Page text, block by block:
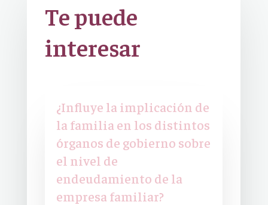
Te puede
interesar
¿Influye la implicación de
la familia en los distintos
órganos de gobierno sobre
el nivel de
endeudamiento de la
empresa familiar?